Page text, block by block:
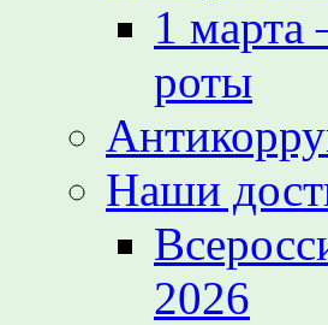
1 марта
роты
Наши
2026